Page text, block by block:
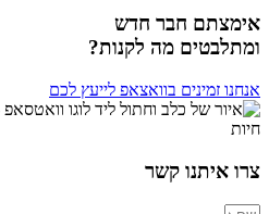
אימצתם חבר חדש
ומתלבטים מה לקנות?
אנחנו זמינים בוואצאפ לייעץ לכם
צרו איתנו קשר